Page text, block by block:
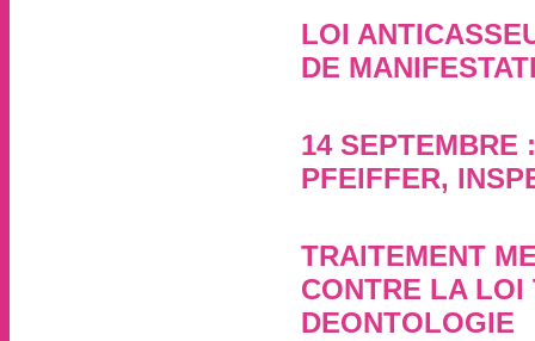
LOI
DE
14 SEPTEMBRE
PFEIFFER,
TRAITEMENT
CONTRE LA
DEONTOLOGIE